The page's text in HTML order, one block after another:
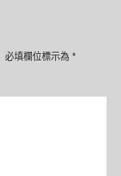
必填欄位標示為 *